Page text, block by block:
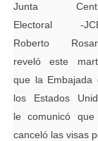
Junta
Electoral -
Roberto
reveló este
que la Embajada
los Estados
le comunicó
canceló las visas